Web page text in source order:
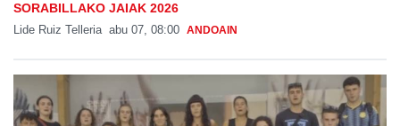
SORABILLAKO JAIAK 2026
Lide Ruiz Telleria abu 07, 08:00 ANDOAIN